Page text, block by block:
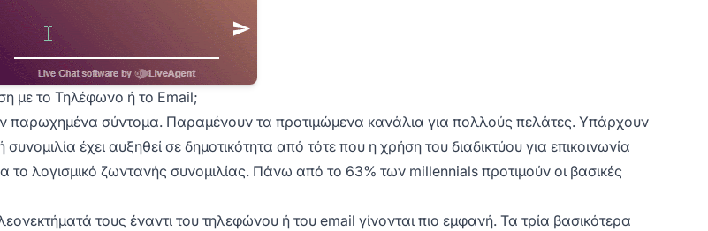
με το Τηλέφωνο ή το Email;
παρωχημένα σύντομα. Παραμένουν τα προτιμώμενα κανάλια για πολλούς πελάτες. Υπάρχουν
έχει αυξηθεί σε δημοτικότητα από τότε που η χρήση του διαδικτύου για επικοινωνία
το λογισμικό ζωντανής συνομιλίας. Πάνω από το 63% των millennials προτιμούν οι βασικές
τους έναντι του τηλεφώνου ή του email γίνονται πιο εμφανή. Τα τρία βασικότερα